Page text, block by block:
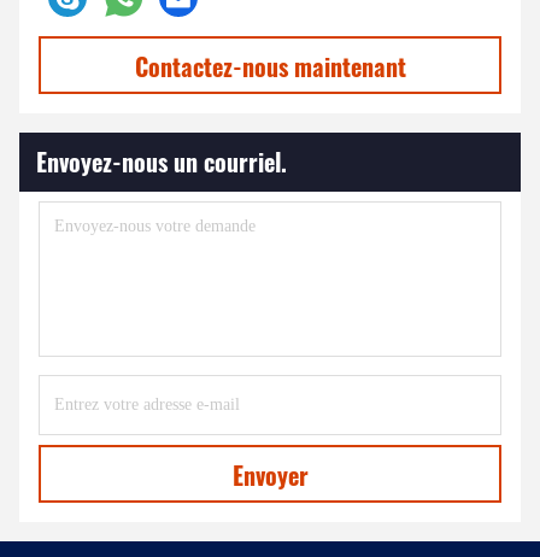
Contactez-nous maintenant
Envoyez-nous un courriel.
Envoyer